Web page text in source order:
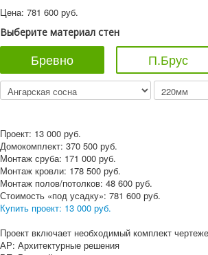
Цена: 781 600 руб.
Выберите материал стен
Бревно П.Брус
Проект: 13 000 руб.
Домокомплект: 370 500 руб.
Монтаж сруба: 171 000 руб.
Монтаж кровли: 178 500 руб.
Монтаж полов/потолков: 48 600 руб.
Стоимость «под усадку»: 781 600 руб.
Купить проект: 13 000 руб.
Проект включает необходимый комплект
АР: Архитектурные решения